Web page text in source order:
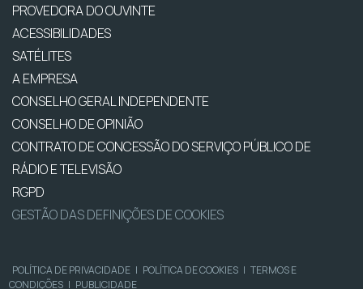
PROVEDORA DO OUVINTE
ACESSIBILIDADES
SATÉLITES
A EMPRESA
CONSELHO GERAL INDEPENDENTE
CONSELHO DE OPINIÃO
CONTRATO DE CONCESSÃO DO SERVIÇO PÚBLICO DE
RÁDIO E TELEVISÃO
RGPD
GESTÃO DAS DEFINIÇÕES DE COOKIES
POLÍTICA DE PRIVACIDADE | POLÍTICA DE COOKIES | TERMOS E
CONDIÇÕES | PUBLICIDADE